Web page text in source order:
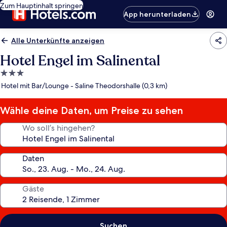
Zum Hauptinhalt springen
App herunterladen
Alle Unterkünfte anzeigen
Hotel Engel im Salinental
3.0-
Sterne-
Hotel mit Bar/Lounge - Saline Theodorshalle (0,3 km)
Wähle deine Daten, um Preise zu sehen
Wo soll’s hingehen?
Daten
Gäste